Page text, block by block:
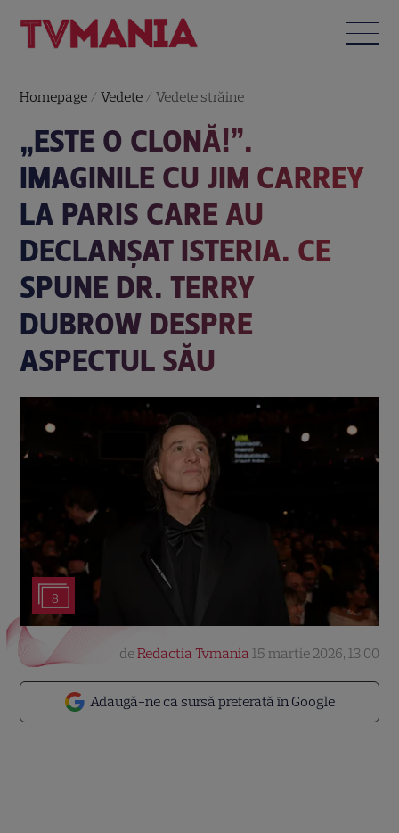
Homepage /Vedete /Vedete străine
„ESTE O CLONĂ!”.
IMAGINILE CU JIM CARREY
LA PARIS CARE AU
DECLANȘAT ISTERIA. CE
SPUNE DR. TERRY
DUBROW DESPRE
ASPECTUL SĂU
8
Adaugă-ne ca sursă preferată în Google
deRedactia Tvmania 15 martie 2026, 13:00